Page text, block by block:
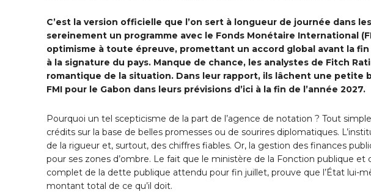
C’est la version officielle que l’on sert à longueur de journée dans
sereinement un programme avec le Fonds Monétaire International
optimisme à toute épreuve, promettant un accord global avant la
à la signature du pays. Manque de chance, les analystes de Fitch
romantique de la situation. Dans leur rapport, ils lâchent une petite
FMI pour le Gabon dans leurs prévisions d’ici à la fin de l’année 2027.
Pourquoi un tel scepticisme de la part de l’agence de notation ? Tout
crédits sur la base de belles promesses ou de sourires diplomatiques.
de la rigueur et, surtout, des chiffres fiables. Or, la gestion des finances
pour ses zones d’ombre. Le fait que le ministère de la Fonction publique
complet de la dette publique attendu pour fin juillet, prouve que l’État lui-
montant total de ce qu’il doit.